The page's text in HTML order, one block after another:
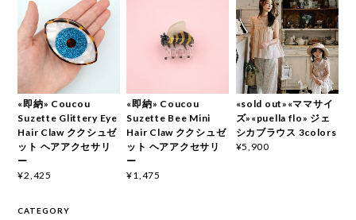
«即納» Coucou
Suzette Glittery Eye
Hair Claw ククシュゼ
ット ヘアアクセサリ
ー
¥2,425
«即納» Coucou
Suzette Bee Mini
Hair Claw ククシュゼ
ット ヘアアクセサリ
ー
¥1,475
«sold out»«ママサイ
ズ»«puella flo» ジェ
シカブラウス 3colors
¥5,900
CATEGORY